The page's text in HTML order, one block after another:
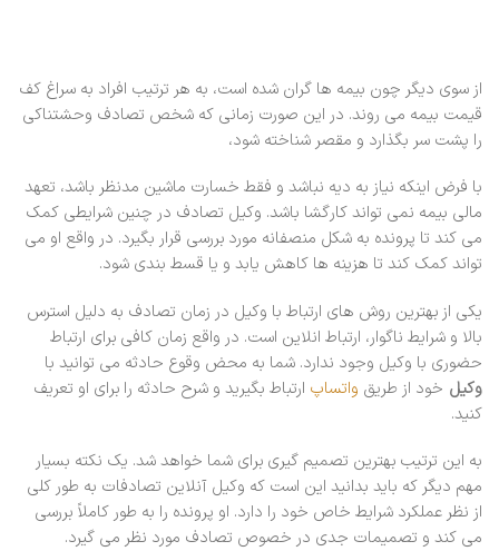
از سوی دیگر چون بیمه ها گران شده است، به هر ترتیب افراد به سراغ کف
قیمت بیمه می روند. در این صورت زمانی که شخص تصادف وحشتناکی
را پشت سر بگذارد و مقصر شناخته شود،
با فرض اینکه نیاز به دیه نباشد و فقط خسارت ماشین مدنظر باشد، تعهد
مالی بیمه نمی تواند کارگشا باشد. وکیل تصادف در چنین شرایطی کمک
می کند تا پرونده به شکل منصفانه مورد بررسی قرار بگیرد. در واقع او می
تواند کمک کند تا هزینه ها کاهش یابد و یا قسط بندی شود.
یکی از بهترین روش های ارتباط با وکیل در زمان تصادف به دلیل استرس
بالا و شرایط ناگوار، ارتباط انلاین است. در واقع زمان کافی برای ارتباط
حضوری با وکیل وجود ندارد. شما به محض وقوع حادثه می توانید با
وکیل خود از طریق واتساپ ارتباط بگیرید و شرح حادثه را برای او تعریف
کنید.
به این ترتیب بهترین تصمیم گیری برای شما خواهد شد. یک نکته بسیار
مهم دیگر که باید بدانید این است که وکیل آنلاین تصادفات به طور کلی
از نظر عملکرد شرایط خاص خود را دارد. او پرونده را به طور کاملاً بررسی
می کند و تصمیمات جدی در خصوص تصادف مورد نظر می گیرد.